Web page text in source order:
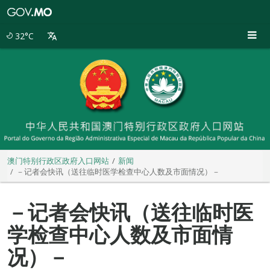
32°C
澳门特别行政区政府入口网站
新闻
－记者会快讯（送往临时医学检查中心人数及市面情况）－
－记者会快讯（送往临时医
学检查中心人数及市面情
况）－